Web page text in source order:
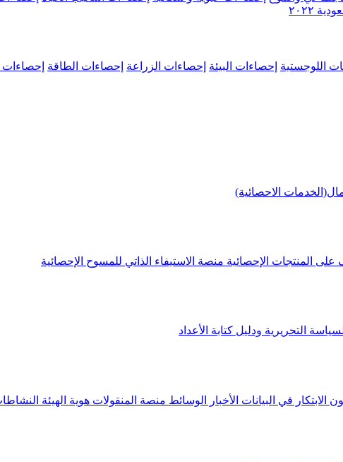
٢٠٢٢
اللوجستية إحصاءات البيئة إحصاءات الزراعة إحصاءات الطاقة إحصاءات
الاحصائية)
على المنتجات الإحصائية منصة الاستيفاء الذاتي للمسوح الإحصائية
التحريرية ودليل كتابة الأعداد
الابتكار في البيانات الأخبار الوسائط منصة المنقولات هوية الهيئة